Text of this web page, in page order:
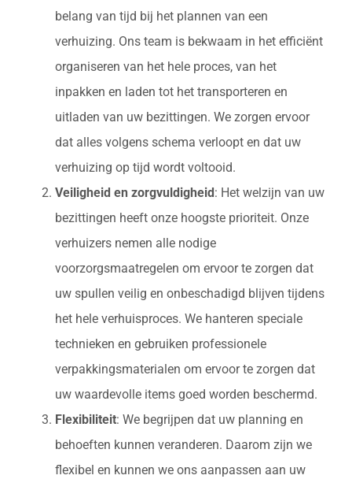
belang van tijd bij het plannen van een
verhuizing. Ons team is bekwaam in het efficiënt
organiseren van het hele proces, van het
inpakken en laden tot het transporteren en
uitladen van uw bezittingen. We zorgen ervoor
dat alles volgens schema verloopt en dat uw
verhuizing op tijd wordt voltooid.
Veiligheid en zorgvuldigheid : Het welzijn van uw
bezittingen heeft onze hoogste prioriteit. Onze
verhuizers nemen alle nodige
voorzorgsmaatregelen om ervoor te zorgen dat
uw spullen veilig en onbeschadigd blijven tijdens
het hele verhuisproces. We hanteren speciale
technieken en gebruiken professionele
verpakkingsmaterialen om ervoor te zorgen dat
uw waardevolle items goed worden beschermd.
Flexibiliteit: We begrijpen dat uw planning en
behoeften kunnen veranderen. Daarom zijn we
flexibel en kunnen we ons aanpassen aan uw